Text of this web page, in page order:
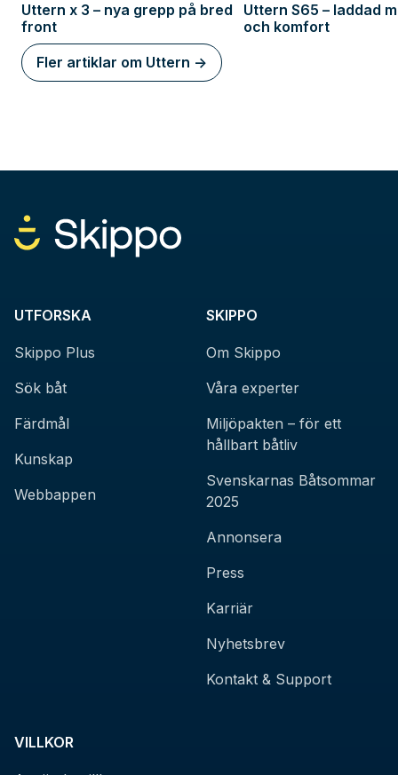
Uttern x 3 – nya grepp på bred
front
Uttern S65 – laddad
och komfort
Fler artiklar om Uttern ->
UTFORSKA
Skippo Plus
Sök båt
Färdmål
Kunskap
Webbappen
SKIPPO
Om Skippo
Våra experter
Miljöpakten – för ett
hållbart båtliv
Svenskarnas Båtsommar
2025
Annonsera
Press
Karriär
Nyhetsbrev
Kontakt & Support
VILLKOR